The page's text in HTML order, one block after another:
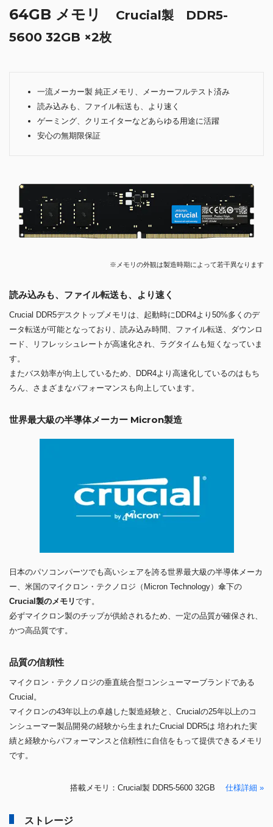
64GB メモリ
Crucial製 DDR5-
5600 32GB ×2枚
一流メーカー製 純正メモリ、メーカーフルテスト済み
読み込みも、ファイル転送も、より速く
ゲーミング、クリエイターなどあらゆる用途に活躍
安心の無期限保証
※メモリの外観は製造時期によって若干異なります
読み込みも、ファイル転送も、より速く
Crucial DDR5デスクトップメモリは、起動時にDDR4より50%多くのデ
ータ転送が可能となっており、読み込み時間、ファイル転送、ダウンロ
ード、リフレッシュレートが高速化され、ラグタイムも短くなっていま
す。
またバス効率が向上しているため、DDR4より高速化しているのはもち
ろん、さまざまなパフォーマンスも向上しています。
世界最大級の半導体メーカー Micron製造
日本のパソコンパーツでも高いシェアを誇る世界最大級の半導体メーカ
ー、米国のマイクロン・テクノロジ（Micron Technology）傘下の
Crucial製のメモリです。
必ずマイクロン製のチップが供給されるため、一定の品質が確保され、
かつ高品質です。
品質の信頼性
マイクロン・テクノロジの垂直統合型コンシューマーブランドである
Crucial。
マイクロンの43年以上の卓越した製造経験と、Crucialの25年以上のコ
ンシューマー製品開発の経験から生まれたCrucial DDR5は 培われた実
績と経験からパフォーマンスと信頼性に自信をもって提供できるメモリ
です。
搭載メモリ：Crucial製 DDR5-5600 32GB 仕様詳細 »
ストレージ